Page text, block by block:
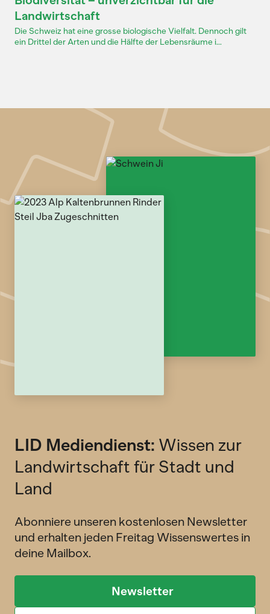
Landwirtschaft
Die Schweiz hat eine grosse biologische Vielfalt. Dennoch gilt
ein Drittel der Arten und die Hälfte der Lebensräume i...
LID Mediendienst: Wissen zur
Landwirtschaft für Stadt und
Land
Abonniere unseren kostenlosen Newsletter
und erhalten jeden Freitag Wissenswertes in
deine Mailbox.
Newsletter